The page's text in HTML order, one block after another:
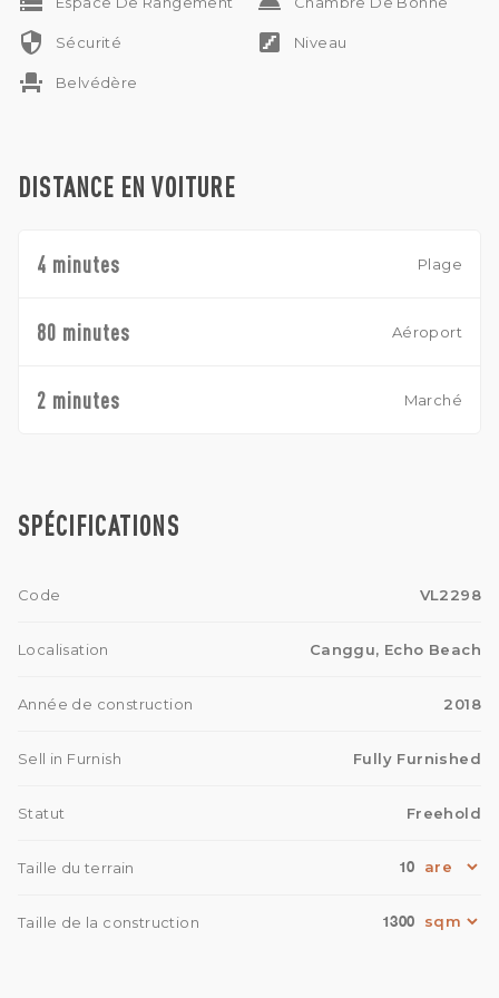
security Sécurité stairs Niveau
event_seat Belvédère
DISTANCE EN VOITURE
4 minutes Plage
80 minutes Aéroport
2 minutes Marché
SPÉCIFICATIONS
Code VL2298
Localisation Canggu, Echo Beach
Année de construction 2018
Sell in Furnish Fully Furnished
Statut Freehold
Taille du terrain 10
Taille de la construction 1300